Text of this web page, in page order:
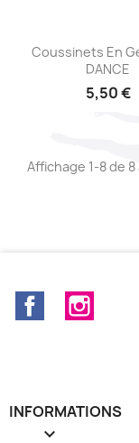
Aperçu
Coussinets En
DANCE
5,50 €
Affichage 1-8 de
Facebook
INFORMATIONS
